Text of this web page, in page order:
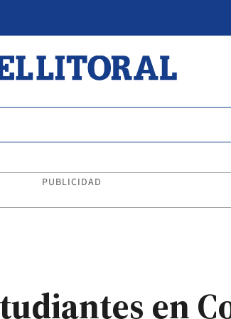
PUBLICIDAD
en